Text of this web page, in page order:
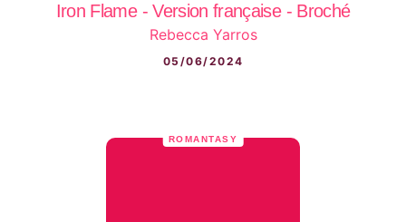
Iron Flame - Version française - Broché
Rebecca Yarros
05/06/2024
ROMANTASY